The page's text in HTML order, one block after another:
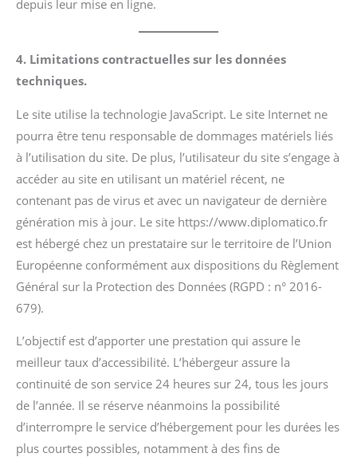
depuis leur mise en ligne.
4. Limitations contractuelles sur les données
techniques.
Le site utilise la technologie JavaScript. Le site Internet ne
pourra être tenu responsable de dommages matériels liés
à l’utilisation du site. De plus, l’utilisateur du site s’engage à
accéder au site en utilisant un matériel récent, ne
contenant pas de virus et avec un navigateur de dernière
génération mis à jour. Le site https://www.diplomatico.fr
est hébergé chez un prestataire sur le territoire de l’Union
Européenne conformément aux dispositions du Règlement
Général sur la Protection des Données (RGPD : n° 2016-
679).
L’objectif est d’apporter une prestation qui assure le
meilleur taux d’accessibilité. L’hébergeur assure la
continuité de son service 24 heures sur 24, tous les jours
de l’année. Il se réserve néanmoins la possibilité
d’interrompre le service d’hébergement pour les durées les
plus courtes possibles, notamment à des fins de